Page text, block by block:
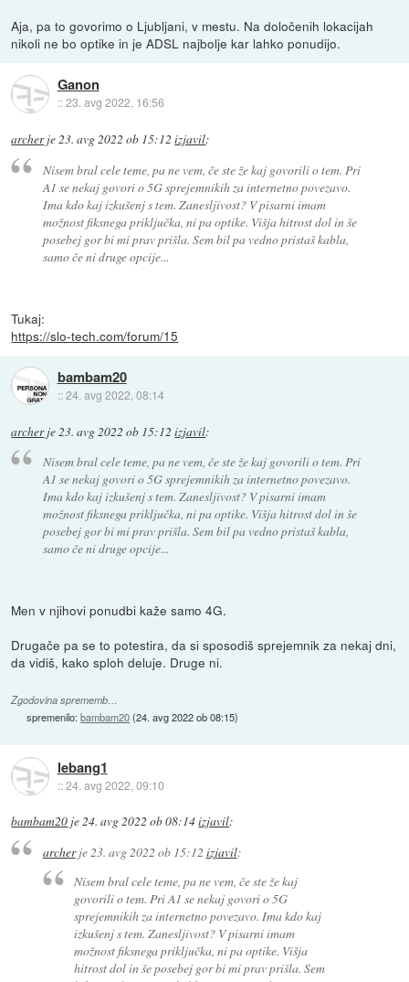
Aja, pa to govorimo o Ljubljani, v mestu. Na določenih lokacijah
nikoli ne bo optike in je ADSL najbolje kar lahko ponudijo.
Ganon
::23. avg 2022, 16:56
archerje23. avg 2022 ob 15:12 izjavil:
Nisem bral cele teme, pa ne vem, če ste že kaj govorili o tem. Pri
A1 se nekaj govori o 5G sprejemnikih za internetno povezavo.
Ima kdo kaj izkušenj s tem. Zanesljivost? V pisarni imam
možnost fiksnega priključka, ni pa optike. Višja hitrost dol in še
posebej gor bi mi prav prišla. Sem bil pa vedno pristaš kabla,
samo če ni druge opcije...
Tukaj:
https://slo-tech.com/forum/15
bambam20
::24. avg 2022, 08:14
archerje23. avg 2022 ob 15:12 izjavil:
Nisem bral cele teme, pa ne vem, če ste že kaj govorili o tem. Pri
A1 se nekaj govori o 5G sprejemnikih za internetno povezavo.
Ima kdo kaj izkušenj s tem. Zanesljivost? V pisarni imam
možnost fiksnega priključka, ni pa optike. Višja hitrost dol in še
posebej gor bi mi prav prišla. Sem bil pa vedno pristaš kabla,
samo če ni druge opcije...
Men v njihovi ponudbi kaže samo 4G.
Drugače pa se to potestira, da si sposodiš sprejemnik za nekaj dni,
da vidiš, kako sploh deluje. Druge ni.
Zgodovina sprememb…
spremenilo:bambam20(24. avg 2022 ob 08:15)
lebang1
::24. avg 2022, 09:10
bambam20 je24. avg 2022 ob 08:14izjavil:
archerje 23. avg 2022 ob 15:12 izjavil:
Nisem bral cele teme, pa ne vem, če ste že kaj
govorili o tem. Pri A1 se nekaj govori o 5G
sprejemnikih za internetno povezavo. Ima kdo kaj
izkušenj s tem. Zanesljivost? V pisarni imam
možnost fiksnega priključka, ni pa optike. Višja
hitrost dol in še posebej gor bi mi prav prišla. Sem